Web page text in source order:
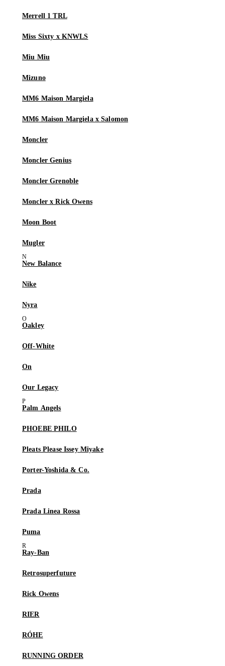
Merrell 1 TRL
Miss Sixty x KNWLS
Miu Miu
Mizuno
MM6 Maison Margiela
MM6 Maison Margiela x Salomon
Moncler
Moncler Genius
Moncler Grenoble
Moncler x Rick Owens
Moon Boot
Mugler
New Balance
Nike
Nyra
Oakley
Off-White
On
Our Legacy
Palm Angels
PHOEBE PHILO
Pleats Please Issey Miyake
Porter-Yoshida & Co.
Prada
Prada Linea Rossa
Puma
Ray-Ban
Retrosuperfuture
Rick Owens
RIER
RÓHE
RUNNING ORDER